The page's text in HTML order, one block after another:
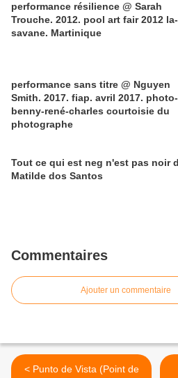
performance résilience @ Sarah
Trouche. 2012. pool art fair 2012 la-
savane. Martinique
performance sans titre @ Nguyen
Smith. 2017. fiap. avril 2017. photo-
benny-rené-charles courtoisie du
photographe
Tout ce qui est neg n'est pas noir
Matilde dos Santos
Commentaires
Ajouter un commentaire
< Punto de Vista (Point de